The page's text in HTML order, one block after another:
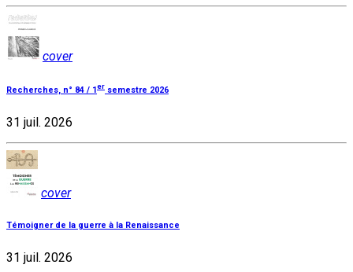
cover
Recherches, n° 84 / 1 er semestre 2026
31 juil. 2026
cover
Témoigner de la guerre à la Renaissance
31 juil. 2026